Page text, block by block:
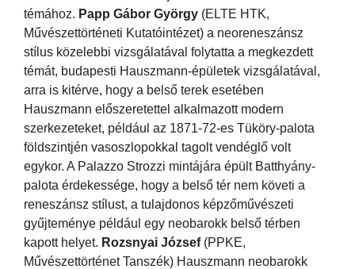
témához. Papp Gábor György (ELTE HTK,
Művészettörténeti Kutatóintézet) a neoreneszánsz
stílus közelebbi vizsgálatával folytatta a megkezdett
témát, budapesti Hauszmann-épületek vizsgálatával,
arra is kitérve, hogy a belső terek esetében
Hauszmann előszeretettel alkalmazott modern
szerkezeteket, például az 1871-72-es Tüköry-palota
földszintjén vasoszlopokkal tagolt vendéglő volt
egykor. A Palazzo Strozzi mintájára épült Batthyány-
palota érdekessége, hogy a belső tér nem követi a
reneszánsz stílust, a tulajdonos képzőművészeti
gyűjteménye például egy neobarokk belső térben
kapott helyet. Rozsnyai József(PPKE,
Művészettörténet Tanszék) Hauszmann neobarokk